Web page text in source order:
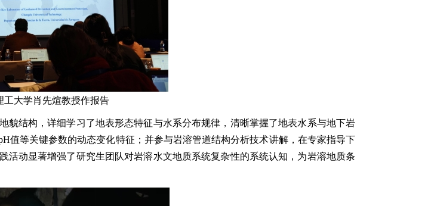
工大学肖先煊教授作报告
貌结构，详细学习了地表形态特征与水系分布规律，清晰掌握了地表水系与地下岩
值等关键参数的动态变化特征；并参与岩溶管道结构分析技术讲解，在专家指导下
动显著增强了研究生团队对岩溶水文地质系统复杂性的系统认知，为岩溶地质条